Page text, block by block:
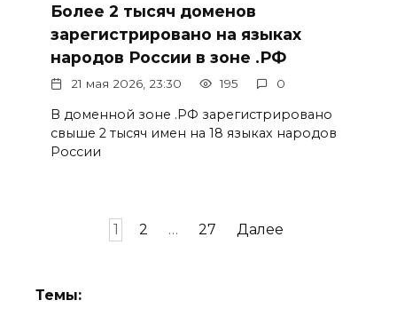
Более 2 тысяч доменов
зарегистрировано на языках
народов России в зоне .РФ
21 мая 2026, 23:30 195 0
В доменной зоне .РФ зарегистрировано
свыше 2 тысяч имен на 18 языках народов
России
1 2 … 27 Далее
Темы: